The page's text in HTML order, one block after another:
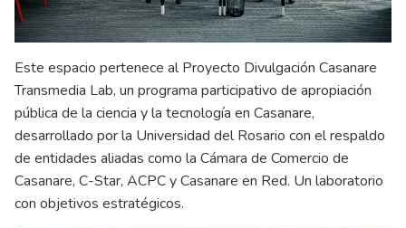
Este espacio pertenece al Proyecto Divulgación Casanare
Transmedia Lab, un programa participativo de apropiación
pública de la ciencia y la tecnología en Casanare,
desarrollado por la Universidad del Rosario con el respaldo
de entidades aliadas como la Cámara de Comercio de
Casanare, C-Star, ACPC y Casanare en Red. Un laboratorio
con objetivos estratégicos.